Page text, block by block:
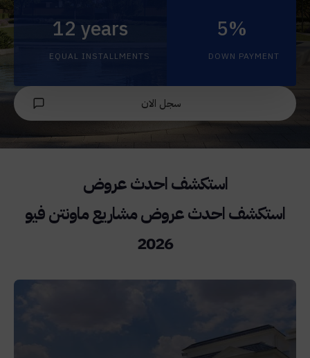
5%
DOWN PAYMENT
12 years
EQUAL INSTALLMENTS
سجل الان
استكشف احدث عروض مشاريع ماونتن فيو
2026